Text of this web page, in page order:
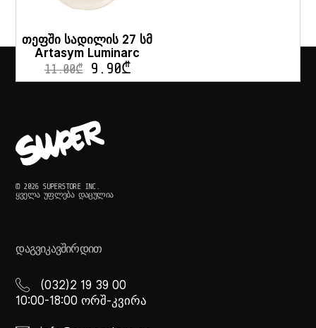
თეფში სადილის 27 სმ
Artasym Luminarc
11.00₾ 9.90₾
© 2026 SUPERSTORE INC.
ᲧᲕᲔᲚᲐ ᲣᲤᲚᲔᲑᲐ ᲓᲐᲪᲣᲚᲘᲐ
ᲓᲐᲒᲕᲘᲙᲐᲕᲨᲘᲠᲓᲘᲗ
(032)2 19 39 00
10:00-18:00 ორშ-კვირა